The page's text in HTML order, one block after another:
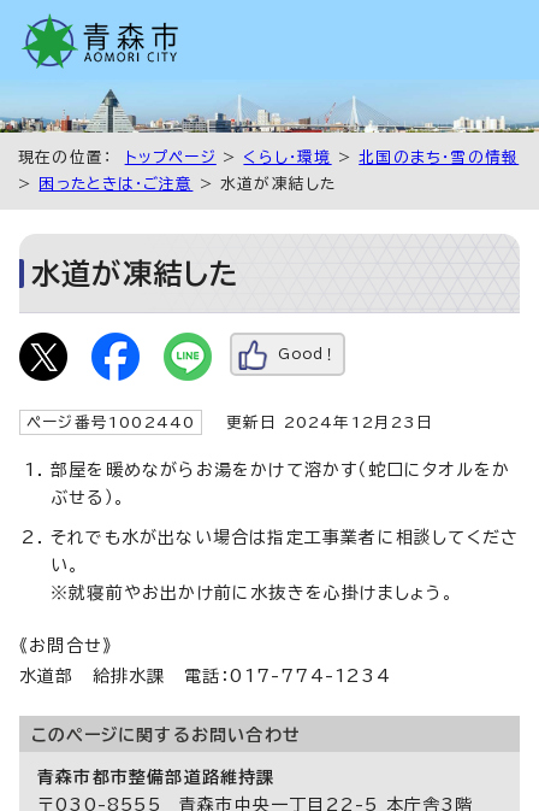
現在の位置： トップページ > くらし・環境 >北国のまち・雪の情報
>
困ったときは・ご注意 > 水道が凍結した
水道が凍結した
Good！
ページ番号1002440 更新日 2024年12月23日
部屋を暖めながらお湯をかけて溶かす（蛇口にタオルをか
ぶせる）。
それでも水が出ない場合は指定工事業者に相談してくださ
い。
※就寝前やお出かけ前に水抜きを心掛けましょう。
《お問合せ》
水道部 給排水課 電話：017-774-1234
このページに関する お問い合わせ
青森市都市整備部道路維持課
〒030-8555 青森市中央一丁目22-5 本庁舎3階